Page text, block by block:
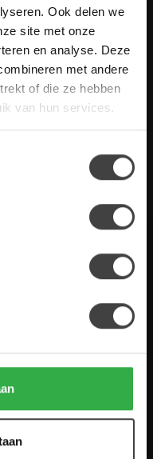
Ook delen we
site met onze
en analyse. Deze
met andere
of die ze hebben
van hun services.
aankoop? Bekijk dan
op veel
tussen? Dan staat er
opnemen.